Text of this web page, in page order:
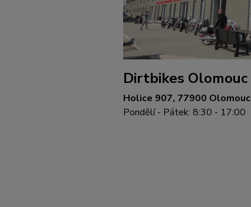
Dirtbikes Olomouc
Holice 907, 77900 Olomouc
Pondělí - Pátek: 8:30 - 17:00